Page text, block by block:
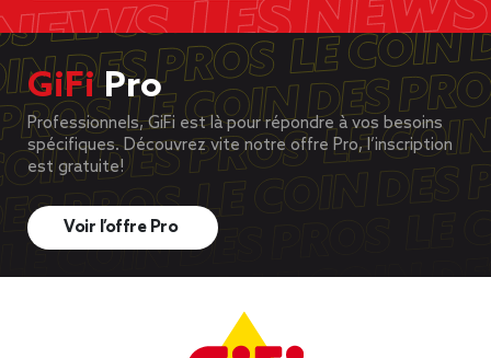
GiFiPro
Professionnels, GiFi est là pour répondre à vos besoins
spécifiques. Découvrez vite notre offre Pro, l’inscription
est gratuite!
Voir l’offre Pro